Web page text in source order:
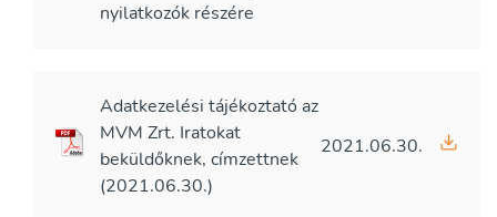
nyilatkozók részére
Adatkezelési tájékoztató az
MVM Zrt. Iratokat
beküldőknek, címzettnek
(2021.06.30.)
2021.06.30.